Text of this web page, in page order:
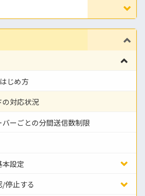
じめ方
の対応状況
バーごとの分間送信数制限
本設定
停止する